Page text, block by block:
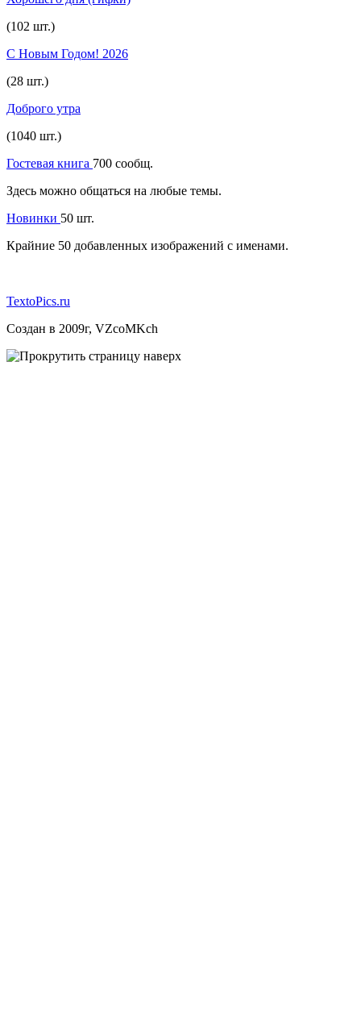
(102 шт.)
С Новым Годом! 2026
(28 шт.)
Доброго утра
(1040 шт.)
Гостевая книга 700 сообщ.
Здесь можно общаться на любые темы.
Новинки 50 шт.
Крайние 50 добавленных изображений с именами.
TextoPics.ru
Создан в 2009г, VZcoMKch